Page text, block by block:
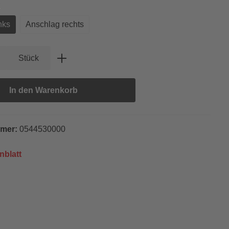
Anschlag rechts
Gib den gewünschten Wert ein
Stück
In den Warenkorb
0544530000